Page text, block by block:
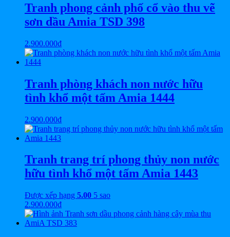
Tranh phong cảnh phố cổ vào thu vẽ
sơn dầu Amia TSD 398
2.900.000₫
Tranh phòng khách non nước hữu
tình khổ một tấm Amia 1444
2.900.000₫
Tranh trang trí phong thủy non nước
hữu tình khổ một tấm Amia 1443
Được xếp hạng 5.00 5 sao
2.900.000₫